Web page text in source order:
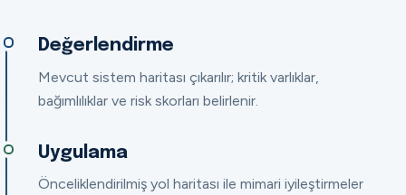
Değerlendirme
Mevcut sistem haritası çıkarılır; kritik varlıklar,
bağımlılıklar ve risk skorları belirlenir.
Uygulama
Önceliklendirilmiş yol haritası ile mimari iyileştirmeler